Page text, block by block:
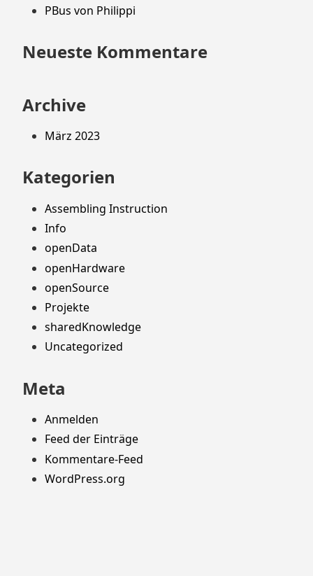
PBus von Philippi
Neueste Kommentare
Archive
März 2023
Kategorien
Assembling Instruction
Info
openData
openHardware
openSource
Projekte
sharedKnowledge
Uncategorized
Meta
Anmelden
Feed der Einträge
Kommentare-Feed
WordPress.org